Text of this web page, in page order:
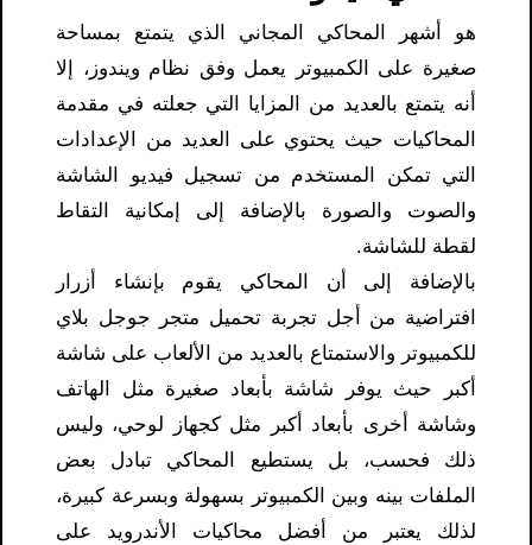
هو أشهر المحاكي المجاني الذي يتمتع بمساحة
صغيرة على الكمبيوتر يعمل وفق نظام ويندوز، إلا
أنه يتمتع بالعديد من المزايا التي جعلته في مقدمة
المحاكيات حيث يحتوي على العديد من الإعدادات
التي تمكن المستخدم من تسجيل فيديو الشاشة
والصوت والصورة بالإضافة إلى إمكانية التقاط
لقطة للشاشة.
بالإضافة إلى أن المحاكي يقوم بإنشاء أزرار
افتراضية من أجل تجربة تحميل متجر جوجل بلاي
للكمبيوتر والاستمتاع بالعديد من الألعاب على شاشة
أكبر حيث يوفر شاشة بأبعاد صغيرة مثل الهاتف
وشاشة أخرى بأبعاد أكبر مثل كجهاز لوحي، وليس
ذلك فحسب، بل يستطيع المحاكي تبادل بعض
الملفات بينه وبين الكمبيوتر بسهولة وبسرعة كبيرة،
لذلك يعتبر من أفضل محاكيات الأندرويد على